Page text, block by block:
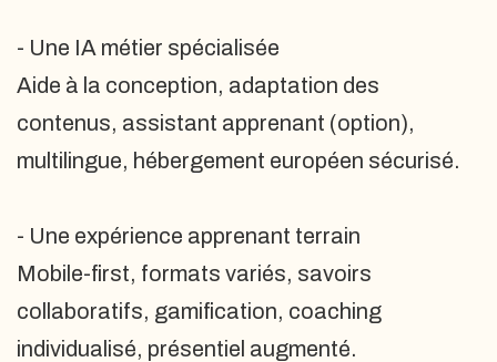
- Une IA métier spécialisée
Aide à la conception, adaptation des
contenus, assistant apprenant (option),
multilingue, hébergement européen sécurisé.
- Une expérience apprenant terrain
Mobile-first, formats variés, savoirs
collaboratifs, gamification, coaching
individualisé, présentiel augmenté.